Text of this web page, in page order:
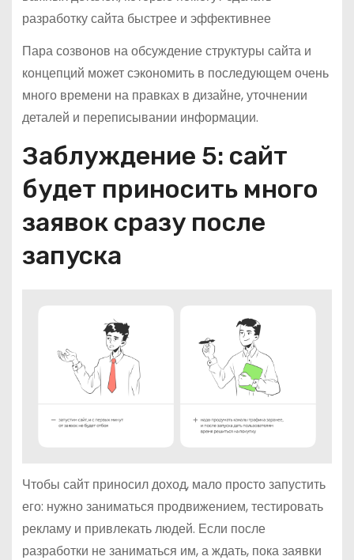
разработку сайта быстрее и эффективнее
Пара созвонов на обсуждение структуры сайта и
концепций может сэкономить в последующем очень
много времени на правках в дизайне, уточнении
деталей и переписывании информации.
Заблуждение 5: сайт
будет приносить много
заявок сразу после
запуска
Чтобы сайт приносил доход, мало просто запустить
его: нужно заниматься продвижением, тестировать
рекламу и привлекать людей. Если после
разработки не заниматься им, а ждать, пока заявки